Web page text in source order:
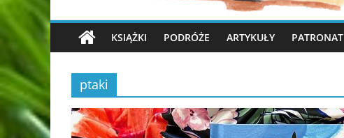
KSIĄŻKI PODRÓŻE ARTYKUŁY PATRONAT
ptaki